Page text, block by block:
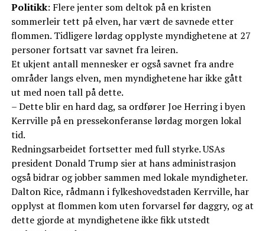
Politikk: Flere jenter som deltok på en kristen
sommerleir tett på elven, har vært de savnede etter
flommen. Tidligere lørdag opplyste myndighetene at 27
personer fortsatt var savnet fra leiren.
Et ukjent antall mennesker er også savnet fra andre
områder langs elven, men myndighetene har ikke gått
ut med noen tall på dette.
– Dette blir en hard dag, sa ordfører Joe Herring i byen
Kerrville på en pressekonferanse lørdag morgen lokal
tid.
Redningsarbeidet fortsetter med full styrke. USAs
president Donald Trump sier at hans administrasjon
også bidrar og jobber sammen med lokale myndigheter.
Dalton Rice, rådmann i fylkeshovedstaden Kerrville, har
opplyst at flommen kom uten forvarsel før daggry, og at
dette gjorde at myndighetene ikke fikk utstedt